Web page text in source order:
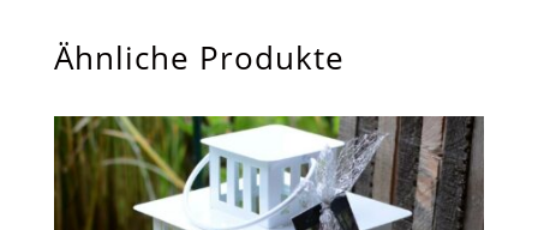
Ähnliche Produkte